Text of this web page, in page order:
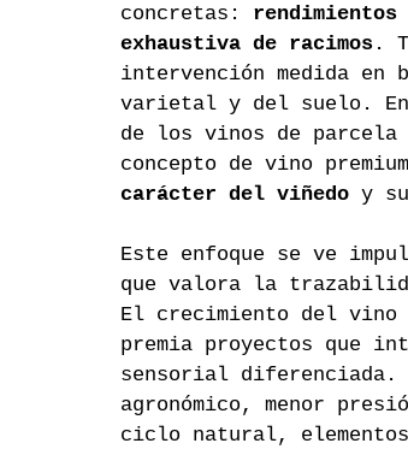
concretas:
exhaustiva de racimos .
intervención medida en
varietal y del suelo. En
de los vinos de
concepto de vino
carácter del viñedo y
Este enfoque se ve
que valora la
El crecimiento del vino
premia proyectos que
sensorial diferenciada.
agronómico, menor
ciclo natural,